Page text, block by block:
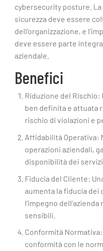
cybersecurity posture.
sicurezza deve essere
dell’organizzazione, e
deve essere parte
aziendale.
Benefici
Riduzione del
ben definita e attuata
rischio di violazioni e
Affidabilità Operativa:
operazioni aziendali,
disponibilità dei servizi.
Fiducia del Cliente:
aumenta la fiducia dei
l’impegno
sensibili.
Conformità
conformità con le